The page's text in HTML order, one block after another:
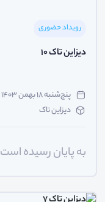
رویداد حضوری
دیزاین تاک ۱۰
پنج‌شنبه ۱۸ بهمن ۱۴۰۳ - ۱۴:۳۰
دیزاین تاک
به پایان رسیده است